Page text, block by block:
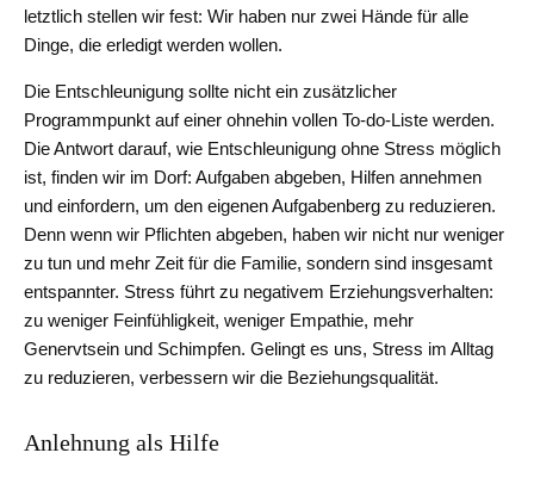
letztlich stellen wir fest: Wir haben nur zwei Hände für alle
Dinge, die erledigt werden wollen.
Die Entschleunigung sollte nicht ein zusätzlicher
Programmpunkt auf einer ohnehin vollen To-do-Liste werden.
Die Antwort darauf, wie Entschleunigung ohne Stress möglich
ist, finden wir im Dorf: Aufgaben abgeben, Hilfen annehmen
und einfordern, um den eigenen Aufgabenberg zu reduzieren.
Denn wenn wir Pflichten abgeben, haben wir nicht nur weniger
zu tun und mehr Zeit für die Familie, sondern sind insgesamt
entspannter. Stress führt zu negativem Erziehungsverhalten:
zu weniger Feinfühligkeit, weniger Empathie, mehr
Genervtsein und Schimpfen. Gelingt es uns, Stress im Alltag
zu reduzieren, verbessern wir die Beziehungsqualität.
Anlehnung als Hilfe